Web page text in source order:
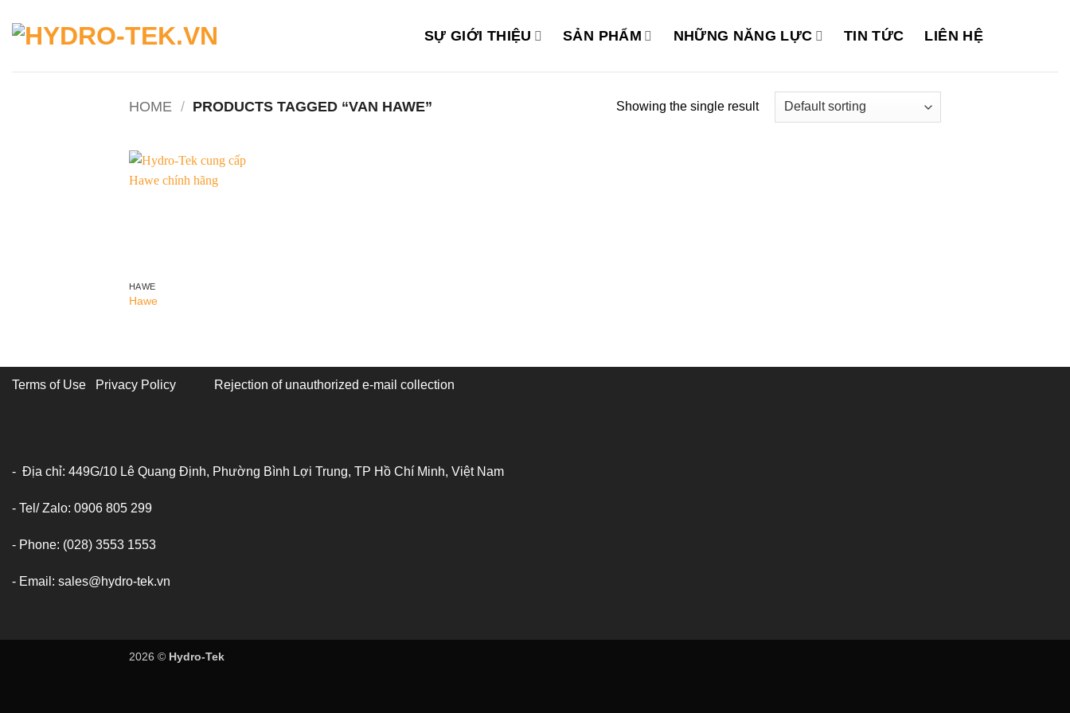
content
SỰ GIỚI THIỆU SẢN PHẨM NHỮNG NĂNG LỰC TIN TỨC LIÊN HỆ
HOME / PRODUCTS TAGGED “VAN HAWE” Showing the single result
HAWE
Hawe
Terms of Use Privacy Policy Rejection of unauthorized e-mail collection
- Địa chỉ: 449G/10 Lê Quang Định, Phường Bình Lợi Trung, TP Hồ Chí Minh, Việt Nam
- Tel/ Zalo: 0906 805 299
- Phone: (028) 3553 1553
- Email: sales@hydro-tek.vn
2026 © Hydro-Tek